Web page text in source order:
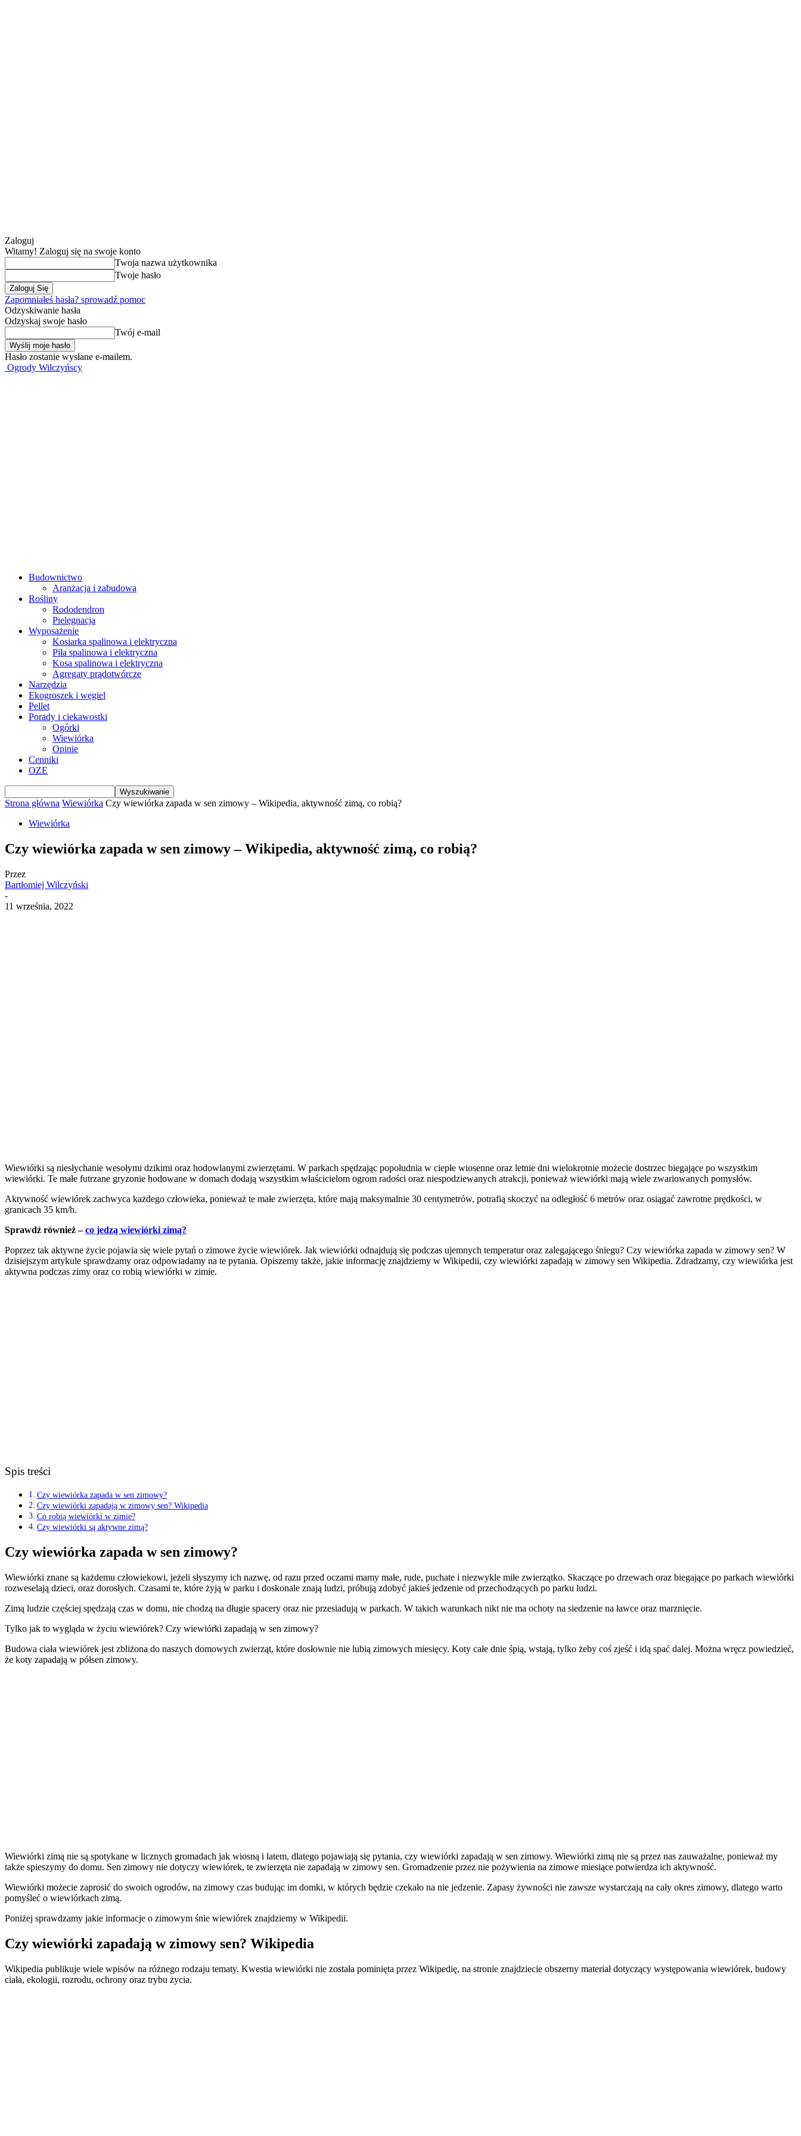
Zaloguj
Witamy! Zaloguj się na swoje konto
Twoja nazwa użytkownika
Twoje hasło
Zapomniałeś hasła? sprowadź pomoc
Odzyskiwanie hasła
Odzyskaj swoje hasło
Twój e-mail
Hasło zostanie wysłane e-mailem.
Ogrody Wilczyńscy
Budownictwo
Aranżacja i zabudowa
Rośliny
Rododendron
Pielęgnacja
Wyposażenie
Kosiarka spalinowa i elektryczna
Piła spalinowa i elektryczna
Kosa spalinowa i elektryczna
Agregaty prądotwórcze
Narzędzia
Ekogroszek i węgiel
Pellet
Porady i ciekawostki
Ogórki
Wiewiórka
Opinie
Cenniki
OZE
Strona główna Wiewiórka Czy wiewiórka zapada w sen zimowy – Wikipedia, aktywność zimą, co robią?
Wiewiórka
Czy wiewiórka zapada w sen zimowy – Wikipedia, aktywność zimą, co robią?
Przez
Bartłomiej Wilczyński
-
11 września, 2022
Wiewiórki są niesłychanie wesołymi dzikimi oraz hodowlanymi zwierzętami. W parkach spędzając popołudnia w ciepłe wiosenne oraz letnie dni wielokrotnie możecie dostrzec biegające po wszystkim
wiewiórki. Te małe futrzane gryzonie hodowane w domach dodają wszystkim właścicielom ogrom radości oraz niespodziewanych atrakcji, ponieważ wiewiórki mają wiele zwariowanych pomysłów.
Aktywność wiewiórek zachwyca każdego człowieka, ponieważ te małe zwierzęta, które mają maksymalnie 30 centymetrów, potrafią skoczyć na odległość 6 metrów oraz osiągać zawrotne prędkości, w
granicach 35 km/h.
Sprawdź również –co jedzą wiewiórki zimą?
Poprzez tak aktywne życie pojawia się wiele pytań o zimowe życie wiewiórek. Jak wiewiórki odnajdują się podczas ujemnych temperatur oraz zalegającego śniegu? Czy wiewiórka zapada w zimowy sen? W
dzisiejszym artykule sprawdzamy oraz odpowiadamy na te pytania. Opiszemy także, jakie informację znajdziemy w Wikipedii, czy wiewiórki zapadają w zimowy sen Wikipedia. Zdradzamy, czy wiewiórka jest
aktywna podczas zimy oraz co robią wiewiórki w zimie.
Spis treści
Czy wiewiórka zapada w sen zimowy?
Czy wiewiórki zapadają w zimowy sen? Wikipedia
Co robią wiewiórki w zimie?
Czy wiewiórki są aktywne zimą?
Czy wiewiórka zapada w sen zimowy?
Wiewiórki znane są każdemu człowiekowi, jeżeli słyszymy ich nazwę, od razu przed oczami mamy małe, rude, puchate i niezwykle miłe zwierzątko. Skaczące po drzewach oraz biegające po parkach wiewiórki
rozweselają dzieci, oraz dorosłych. Czasami te, które żyją w parku i doskonale znają ludzi, próbują zdobyć jakieś jedzenie od przechodzących po parku ludzi.
Zimą ludzie częściej spędzają czas w domu, nie chodzą na długie spacery oraz nie przesiadują w parkach. W takich warunkach nikt nie ma ochoty na siedzenie na ławce oraz marznięcie.
Tylko jak to wygląda w życiu wiewiórek? Czy wiewiórki zapadają w sen zimowy?
Budowa ciała wiewiórek jest zbliżona do naszych domowych zwierząt, które dosłownie nie lubią zimowych miesięcy. Koty całe dnie śpią, wstają, tylko żeby coś zjeść i idą spać dalej. Można wręcz powiedzieć,
że koty zapadają w półsen zimowy.
Wiewiórki zimą nie są spotykane w licznych gromadach jak wiosną i latem, dlatego pojawiają się pytania, czy wiewiórki zapadają w sen zimowy. Wiewiórki zimą nie są przez nas zauważalne, ponieważ my
także spieszymy do domu. Sen zimowy nie dotyczy wiewiórek, te zwierzęta nie zapadają w zimowy sen. Gromadzenie przez nie pożywienia na zimowe miesiące potwierdza ich aktywność.
Wiewiórki możecie zaprosić do swoich ogrodów, na zimowy czas budując im domki, w których będzie czekało na nie jedzenie. Zapasy żywności nie zawsze wystarczają na cały okres zimowy, dlatego warto
pomyśleć o wiewiórkach zimą.
Poniżej sprawdzamy jakie informacje o zimowym śnie wiewiórek znajdziemy w Wikipedii.
Czy wiewiórki zapadają w zimowy sen? Wikipedia
Wikipedia publikuje wiele wpisów na różnego rodzaju tematy. Kwestia wiewiórki nie została pominięta przez Wikipedię, na stronie znajdziecie obszerny materiał dotyczący występowania wiewiórek, budowy
ciała, ekologii, rozrodu, ochrony oraz trybu życia.